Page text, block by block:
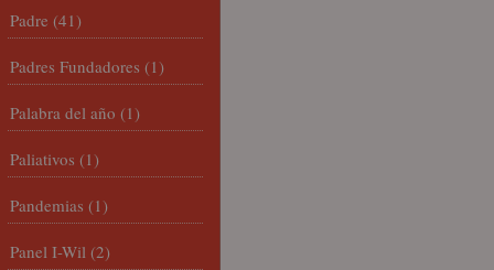
Padre (41)
Padres Fundadores (1)
Palabra del año (1)
Paliativos (1)
Pandemias (1)
Panel I-Wil (2)